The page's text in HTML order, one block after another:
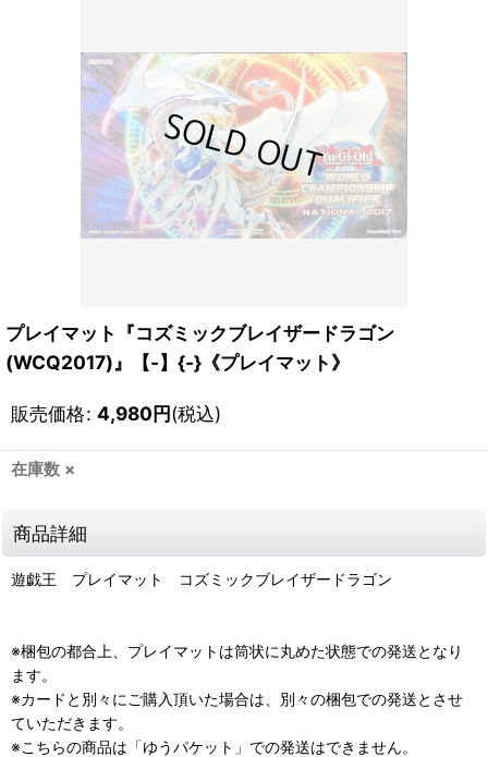
プレイマット『コズミックブレイザードラゴン
(WCQ2017)』【-】{-}《プレイマット》
販売価格: 4,980円(税込)
在庫数 ×
商品詳細
遊戯王 プレイマット コズミックブレイザードラゴン
※梱包の都合上、プレイマットは筒状に丸めた状態での発送となり
ます。
※カードと別々にご購入頂いた場合は、別々の梱包での発送とさせ
ていただきます。
※こちらの商品は「ゆうパケット」での発送はできません。